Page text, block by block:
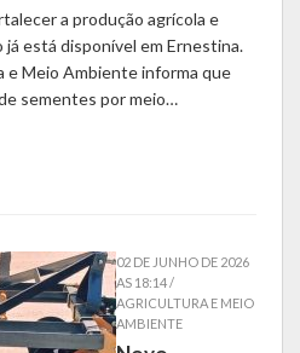
a produção agrícola e
já está disponível em Ernestina.
e Meio Ambiente informa que
sementes por meio…
02 DE JUNHO DE 2026
AS 18:14 /
AGRICULTURA E MEIO
AMBIENTE